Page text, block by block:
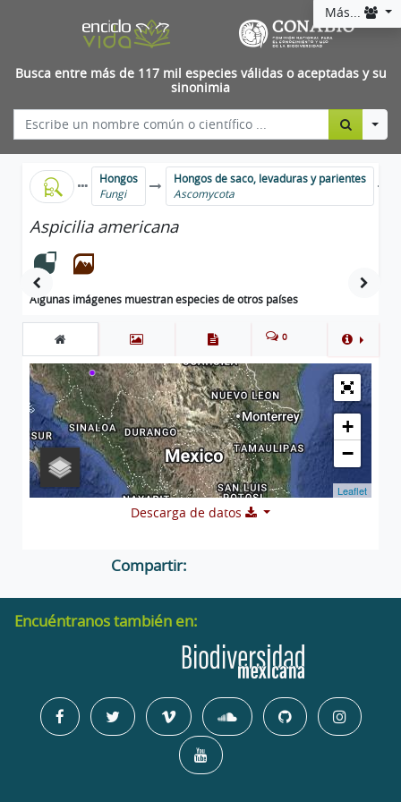
Más...
Busca entre más de 117 mil especies válidas o aceptadas y su
sinonimia
Hongos
Fungi
Hongos de saco, levaduras y parientes
Ascomycota
Aspicilia americana
Algunas imágenes muestran especies de otros países
0
+
−
Leaflet
Descarga de datos
Compartir:
Encuéntranos también en: